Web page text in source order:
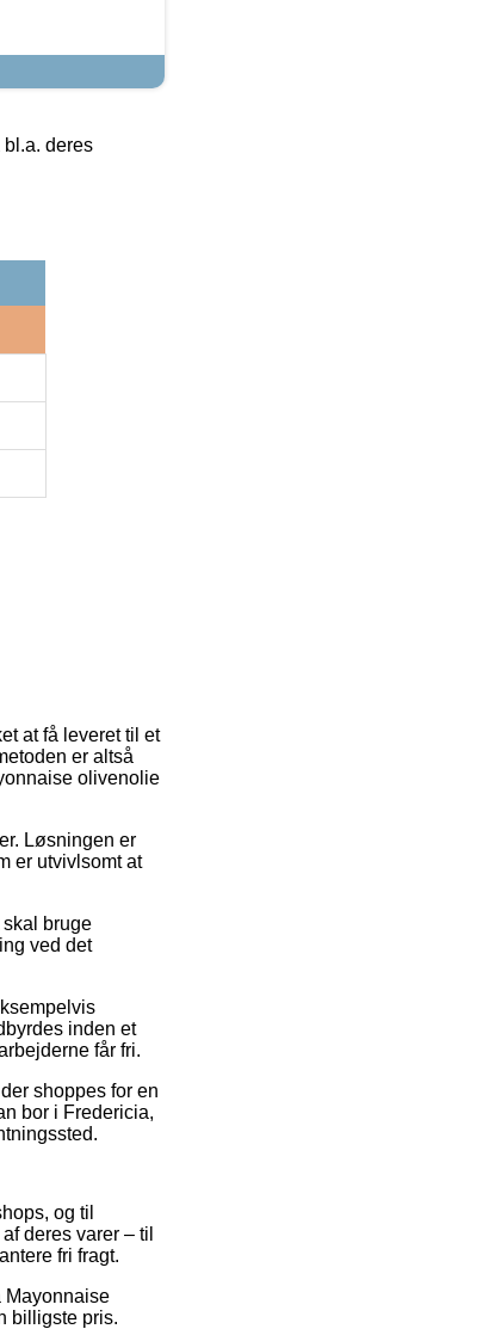
deres
at få leveret til et
er altså
olivenolie
Løsningen er
er utvivlsomt at
bruge
ved det
inden et
får fri.
shoppes for en
bor i Fredericia,
og til
deres varer – til
fri fragt.
Mayonnaise
billigste pris.